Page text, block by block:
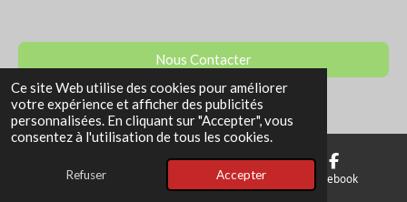
Ce site Web utilise des cookies pour améliorer
votre expérience et afficher des publicités
personnalisées. En cliquant sur "Accepter", vous
consentez à l'utilisation de tous les cookies.
Refuser Accepter
Nous Contacter
© 2022 - 2026 La Boutique de Sam
E-mail Téléphone Facebook